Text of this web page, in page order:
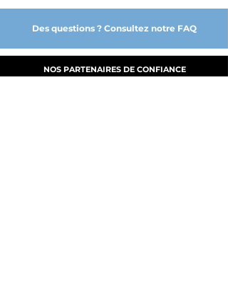
Des questions ? Consultez notre FAQ
NOS PARTENAIRES DE CONFIANCE